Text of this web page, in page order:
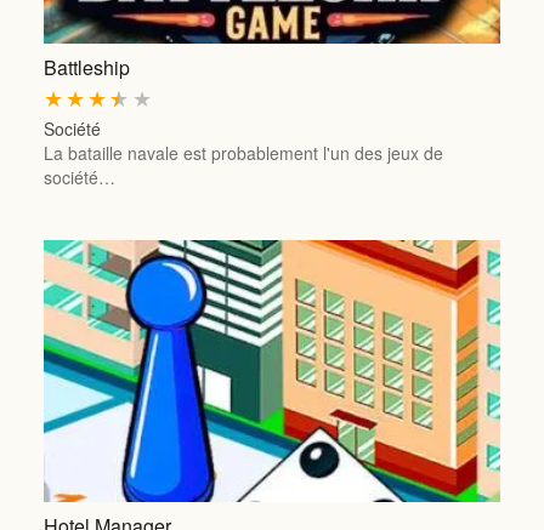
Battleship
★
★
★
★
★
Société
La bataille navale est probablement l'un des jeux de
société…